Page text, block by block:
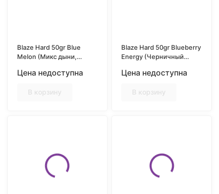
Blaze Hard 50gr Blue
Melon (Микс дыни,
Цена недоступна
В корзину
Blaze Hard 50gr Blueberry
Energy (Черничный
Цена недоступна
В корзину